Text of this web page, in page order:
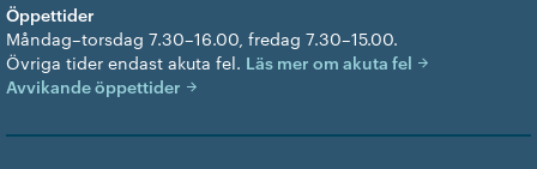
Öppettider
Måndag–torsdag 7.30–16.00, fredag 7.30–15.00.
Övriga tider endast akuta fel. Läs mer om akuta fel
Avvikande öppettider